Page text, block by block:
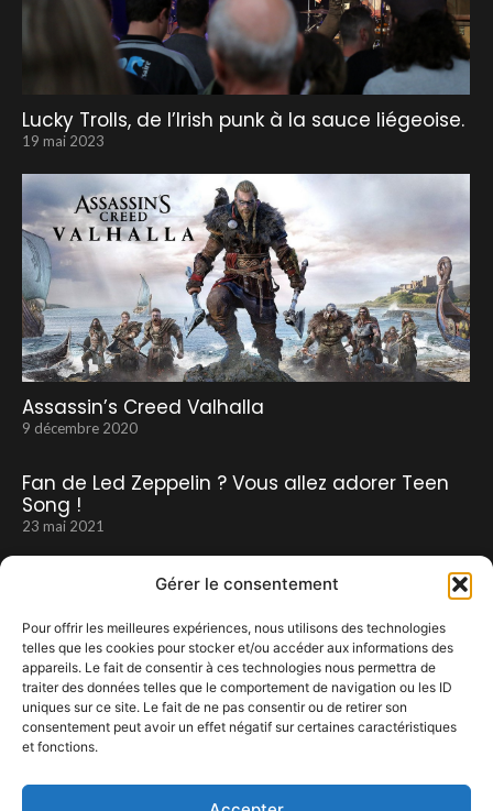
Gérer le consentement
Pour offrir les meilleures expériences, nous utilisons des technologies
telles que les cookies pour stocker et/ou accéder aux informations des
appareils. Le fait de consentir à ces technologies nous permettra de
traiter des données telles que le comportement de navigation ou les ID
uniques sur ce site. Le fait de ne pas consentir ou de retirer son
consentement peut avoir un effet négatif sur certaines caractéristiques
et fonctions.
Lucky Trolls, de l’Irish punk à la sauce liégeoise.
19 mai 2023
Assassin’s Creed Valhalla
9 décembre 2020
Fan de Led Zeppelin ? Vous allez adorer Teen
Song !
23 mai 2021
22 novembre 2023